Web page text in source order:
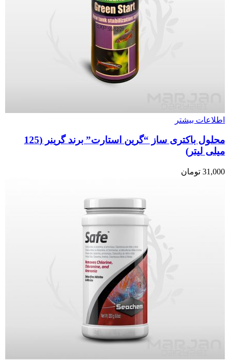
اطلاعات بیشتر
محلول باکتری ساز “گرین استارت” برند گرینر (125
میلی لیتر)
31,000 تومان